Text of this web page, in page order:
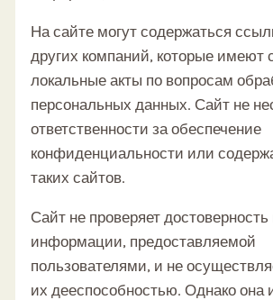
На сайте могут содержаться
других компаний, которые имеют
локальные акты по вопросам
персональных данных. Сайт не
ответственности за обеспечение
конфиденциальности или
таких сайтов.
Сайт не проверяет
информации, предоставляемой
пользователями, и не
их дееспособностью. Однако она